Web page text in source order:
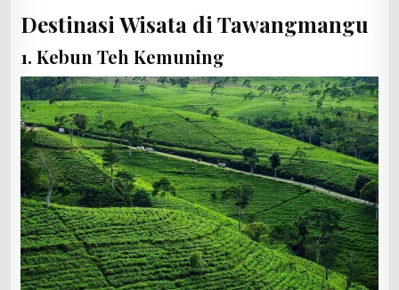
Destinasi Wisata di Tawangmangu
1. Kebun Teh Kemuning